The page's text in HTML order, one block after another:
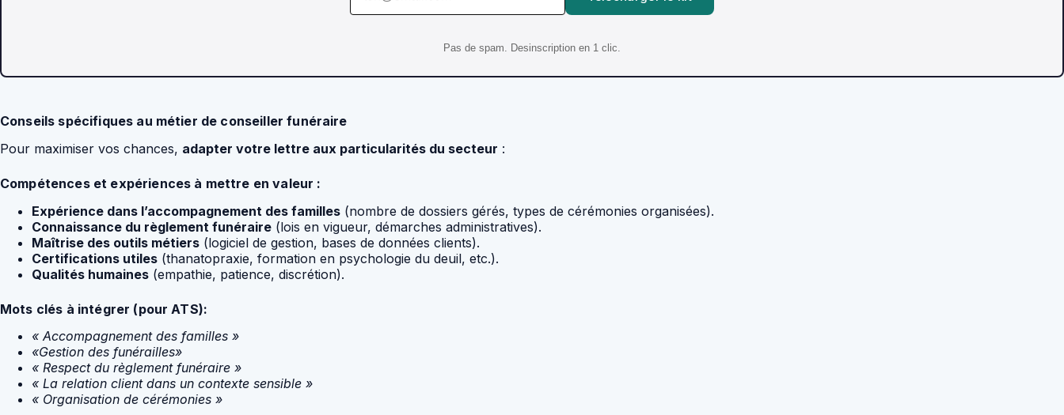
Pas de spam. Desinscription en 1 clic.
Conseils spécifiques au métier de conseiller funéraire
Pour maximiser vos chances, adapter votre lettre aux particularités du secteur :
Compétences et expériences à mettre en valeur :
Expérience dans l’accompagnement des familles (nombre de dossiers gérés, types de cérémonies organisées).
Connaissance du règlement funéraire (lois en vigueur, démarches administratives).
Maîtrise des outils métiers (logiciel de gestion, bases de données clients).
Certifications utiles (thanatopraxie, formation en psychologie du deuil, etc.).
Qualités humaines (empathie, patience, discrétion).
Mots clés à intégrer (pour ATS):
« Accompagnement des familles »
«Gestion des funérailles»
« Respect du règlement funéraire »
« La relation client dans un contexte sensible »
« Organisation de cérémonies »